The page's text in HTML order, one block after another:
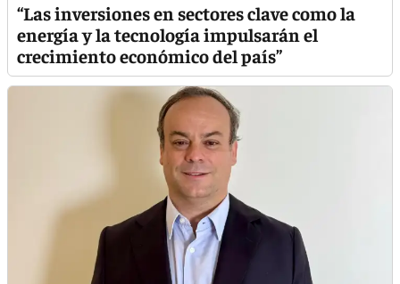
“Las inversiones en sectores clave como la
energía y la tecnología impulsarán el
crecimiento económico del país”